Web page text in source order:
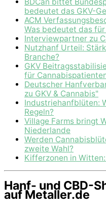
bedeutet das GKV-
ACM
Was bedeutet das
Interviewpartner zu
Nutzhanf Urteil:
Branche?
GKV
für
Deutscher
zu GKV & Cannabis"
Industriehanfblüten:
Regeln?
Village Farms bringt
Niederlande
Werden
zweite Wahl?
Kifferzonen in
Hanf- und CBD-
auf Metaller.de